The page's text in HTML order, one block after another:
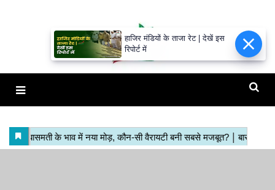
हाजिर मंडियों के ताजा रेट | देखें इस
रिपोर्ट में